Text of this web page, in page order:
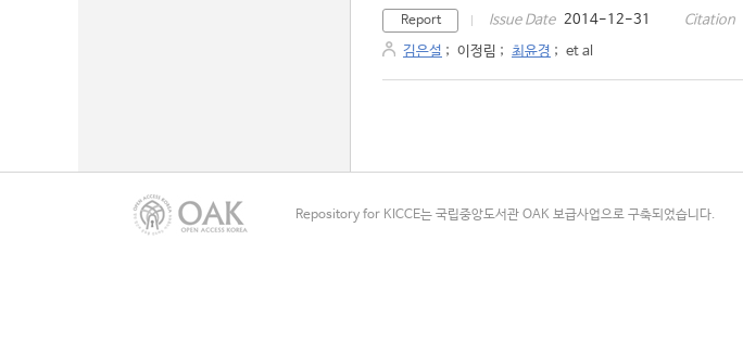
Report Issue Date 2014-12-31 Citation
김은설 ; 이정림 ; 최윤경 ; et al
Repository for KICCE는 국립중앙도서관 OAK 보급사업으로 구축되었습니다.